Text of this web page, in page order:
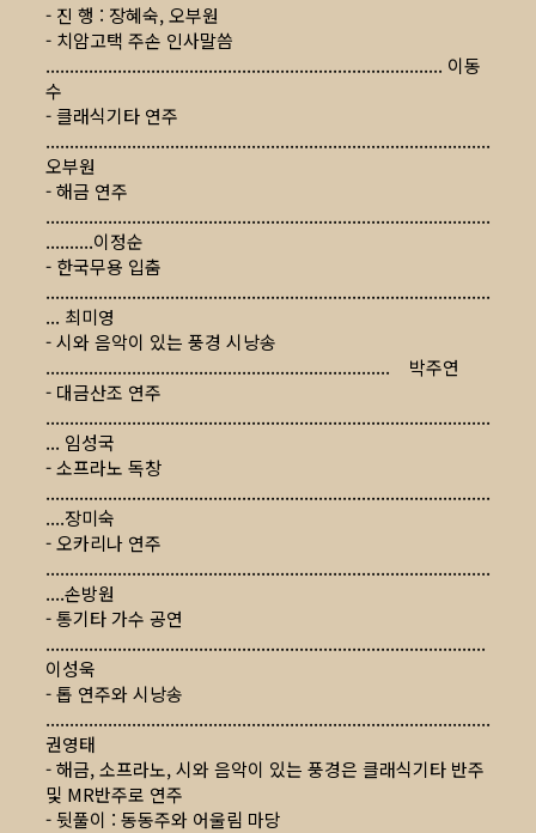
- 진 행 : 장혜숙, 오부원
- 치암고택 주손 인사말씀
................................................................................... 이동
수
- 클래식기타 연주
.............................................................................................
오부원
- 해금 연주
.............................................................................................
..........이정순
- 한국무용 입춤
.............................................................................................
... 최미영
- 시와 음악이 있는 풍경 시낭송
........................................................................ 박주연
- 대금산조 연주
.............................................................................................
... 임성국
- 소프라노 독창
.............................................................................................
....장미숙
- 오카리나 연주
.............................................................................................
....손방원
- 통기타 가수 공연
............................................................................................
이성욱
- 톱 연주와 시낭송
.............................................................................................
권영태
- 해금, 소프라노, 시와 음악이 있는 풍경은 클래식기타 반주
및 MR반주로 연주
- 뒷풀이 : 동동주와 어울림 마당